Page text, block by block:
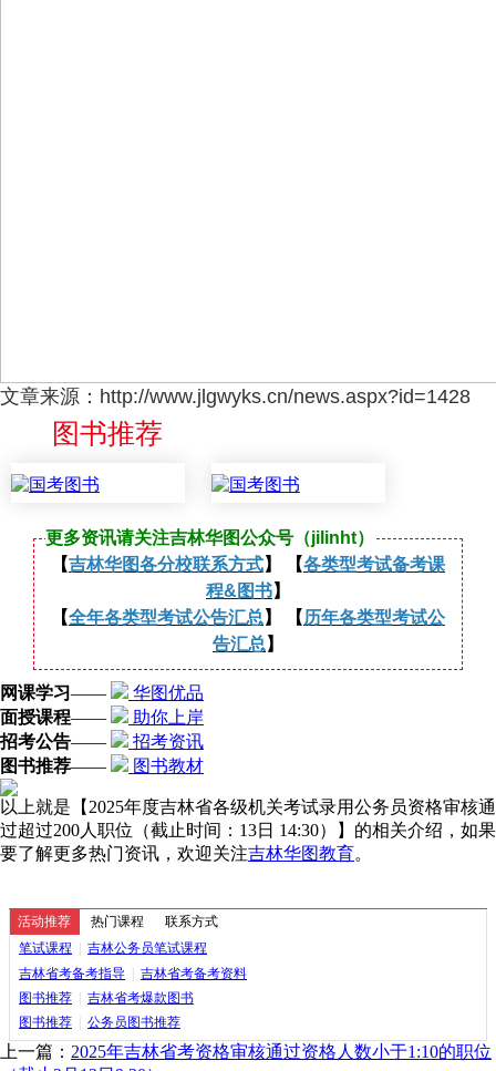
文章来源：http://www.jlgwyks.cn/news.aspx?id=1428
图书推荐
更多资讯请关注吉林华图公众号（jilinht）
【吉林华图各分校联系方式】 【各类型考试备考课
程&图书】
【全年各类型考试公告汇总 】 【 历年各类型考试公
告汇总 】
网课学习——
华图优品
面授课程——
助你上岸
招考公告——
招考资讯
图书推荐—— 图书教材
以上就是【2025年度吉林省各级机关考试录用公务员资格审核通
过超过200人职位（截止时间：13日 14:30）】的相关介绍，如果
要了解更多热门资讯，欢迎关注吉林华图教育。
活动推荐 热门课程 联系方式
笔试课程
吉林公务员笔试课程
吉林省考备考指导
吉林省考备考资料
图书推荐
吉林省考爆款图书
图书推荐
公务员图书推荐
上一篇： 2025年吉林省考资格审核通过资格人数小于1:10的职位